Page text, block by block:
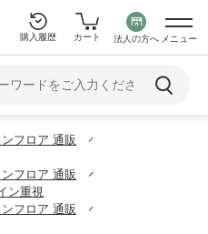
購入履歴 カート 法人の方へ メニュー
フロア 通販
フロア 通販
ン重視
フロア 通販